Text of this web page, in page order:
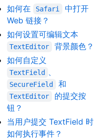
如何在
Safari
中打开
Web 链接？
如何设置可编辑文本
TextEditor
背景颜色？
如何自定义
TextField 、
SecureField 和
TextEditor
的提交按
钮？
当用户提交 TextField 时
如何执行事件？